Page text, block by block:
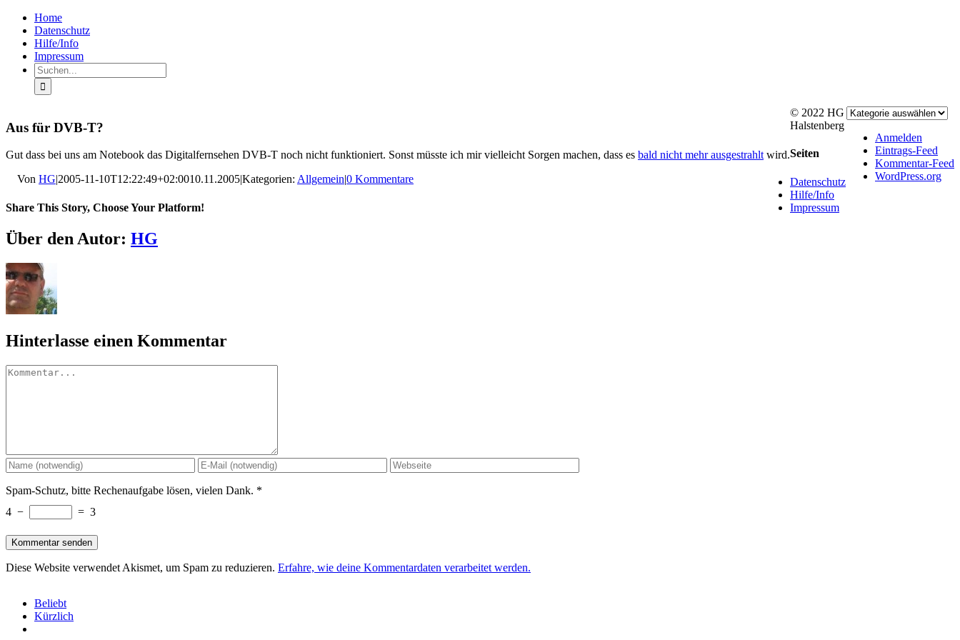
Zum
Inhalt
springen
FacebookHome
Datenschutz
Hilfe/Info
Impressum
Suche
nach:
Aus für DVB-T?
Gut dass bei uns am Notebook das Digitalfernsehen DVB-T noch nicht funktioniert. Sonst müsste ich mir vielleicht Sorgen machen, dass es bald nicht mehr ausgestrahltwird.
Von HG|2005-11-10T12:22:49+02:0010.11.2005|Kategorien: Allgemein|0 Kommentare
Share This Story, Choose Your Platform!
Facebook
X
LinkedIn
Pinterest
E-
Mail
Über den Autor: HG
Hinterlasse einen Kommentar
Kommentar
Spam-Schutz, bitte Rechenaufgabe lösen, vielen Dank. *
4 − = 3
Diese Website verwendet Akismet, um Spam zu reduzieren. Erfahre, wie deine Kommentardaten verarbeitet werden.
Anmelden
Eintrags-Feed
Kommentar-Feed
WordPress.org
© 2022 HG
Halstenberg
Toggle
Bar
Area
Seiten
Datenschutz
Hilfe/Info
Impressum
Beliebt
Kürzlich